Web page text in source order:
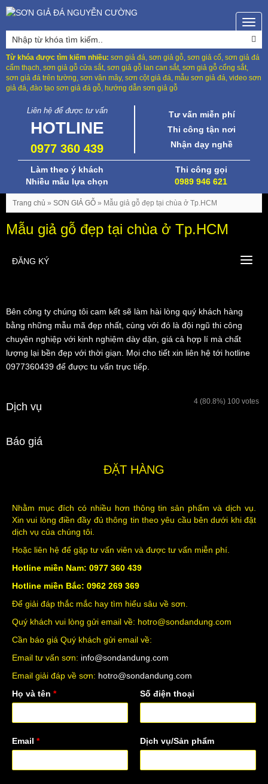
Từ khóa được tìm kiếm nhiều: sơn giả đá, sơn giả gỗ, sơn giả cổ, sơn giả đá
cẩm thạch, sơn giả gỗ cửa sắt, sơn giả gỗ lan can sắt, sơn giả gỗ cổng sắt,
sơn giả đá trên tường, sơn vân mây, sơn cột giả đá, mẫu sơn giả đá, video sơn
giả đá, đào tạo sơn giả đá gỗ, hướng dẫn sơn giả gỗ
Liên hệ để được tư vấn
HOTLINE
0977 360 439
Tư vấn miễn phí
Thi công tận nơi
Nhận dạy nghề
Làm theo ý khách
Nhiều mẫu lựa chọn
Thi công gọi
0989 946 621
Trang chủ » SƠN GIẢ GỖ » Mẫu giả gỗ đẹp tại chùa ở Tp.HCM
Mẫu giả gỗ đẹp tại chùa ở Tp.HCM
ĐĂNG KÝ
Bên công ty chúng tôi cam kết sẽ làm hài lòng quý khách hàng
bằng những mẫu mã đẹp nhất, cùng với đó là đội ngũ thi công
chuyên nghiệp với kinh nghiệm dày dặn, giá cả hợp lí mà chất
lượng lại bền đẹp với thời giạn. Mọi cho tiết xin liên hệ tới hotline
0977360439 để được tu vấn trực tiếp.
4(80.8%) 100votes
Dịch vụ
Báo giá
ĐẶT HÀNG
Nhằm mục đích có nhiều hơn thông tin sản phẩm và dịch vụ.
Xin vui lòng điền đầy đủ thông tin theo yêu cầu bên dưới khi đặt
dịch vụ của chúng tôi.
Hoặc liên hệ để gặp tư vấn viên và được tư vấn miễn phí.
Hotline miền Nam: 0977 360 439
Hotline miền Bắc: 0962 269 369
Để giải đáp thắc mắc hay tìm hiểu sâu về sơn.
Quý khách vui lòng gửi email về: hotro@sondandung.com
Cần báo giá Quý khách gửi email về:
Email tư vấn sơn: info@sondandung.com
Email giải đáp về sơn: hotro@sondandung.com
Họ và tên * Số điện thoại
Email * Dịch vụ/Sản phẩm